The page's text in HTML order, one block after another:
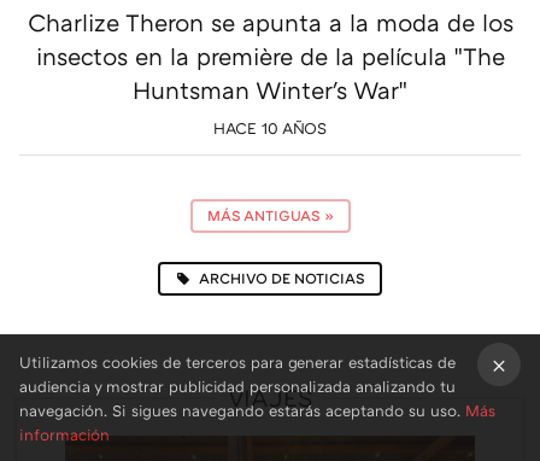
Charlize Theron se apunta a la moda de los
insectos en la première de la película "The
Huntsman Winter's War"
HACE 10 AÑOS
MÁS ANTIGUAS »
ARCHIVO DE NOTICIAS
VIAJES
Utilizamos cookies de terceros para generar estadísticas de
audiencia y mostrar publicidad personalizada analizando tu
navegación. Si sigues navegando estarás aceptando su uso. Más
información